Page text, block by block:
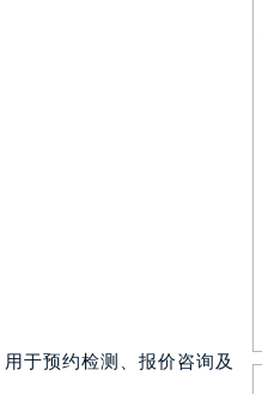
于预约检测、报价咨询及